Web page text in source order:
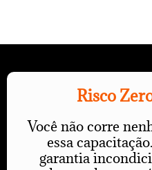
Risco
Você não corre
essa
garantia